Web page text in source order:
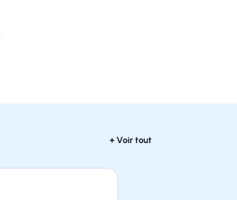
+ Voir tout